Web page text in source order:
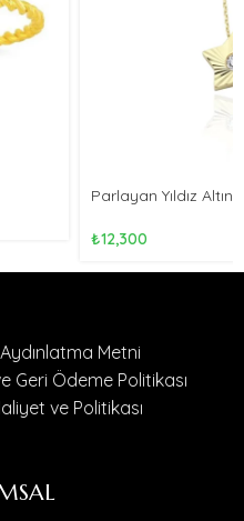
Parlayan Yıldız Altın
₺12,300
Aydınlatma Metni
Geri Ödeme Politikası
ve Politikası